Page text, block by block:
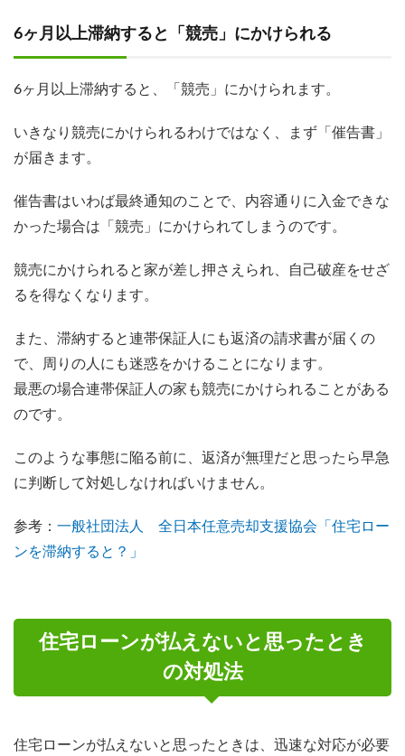
6ヶ月以上滞納すると「競売」にかけられる
6ヶ月以上滞納すると、「競売」にかけられます。
いきなり競売にかけられるわけではなく、まず「催告書」
が届きます。
催告書はいわば最終通知のことで、内容通りに入金できな
かった場合は「競売」にかけられてしまうのです。
競売にかけられると家が差し押さえられ、自己破産をせざ
るを得なくなります。
また、滞納すると連帯保証人にも返済の請求書が届くの
で、周りの人にも迷惑をかけることになります。
最悪の場合連帯保証人の家も競売にかけられることがある
のです。
このような事態に陥る前に、返済が無理だと思ったら早急
に判断して対処しなければいけません。
参考： 一般社団法人 全日本任意売却支援協会「住宅ロー
ンを滞納すると？」
住宅ローンが払えないと思ったとき
の対処法
住宅ローンが払えないと思ったときは、迅速な対応が必要